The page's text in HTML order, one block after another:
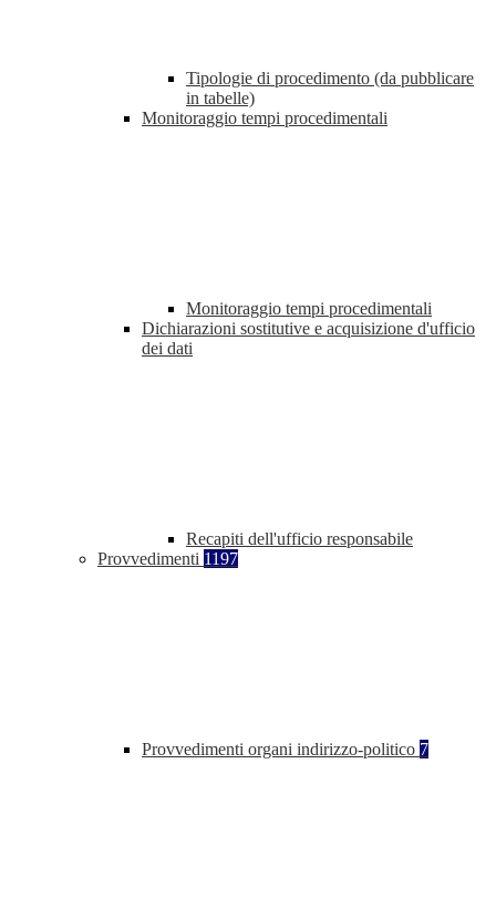
Tipologie di procedimento (da pubblicare
in tabelle)
Monitoraggio tempi procedimentali
Monitoraggio tempi procedimentali
Dichiarazioni sostitutive e acquisizione d'ufficio
dei dati
Recapiti dell'ufficio responsabile
Provvedimenti 1197
Provvedimenti organi indirizzo-politico 7